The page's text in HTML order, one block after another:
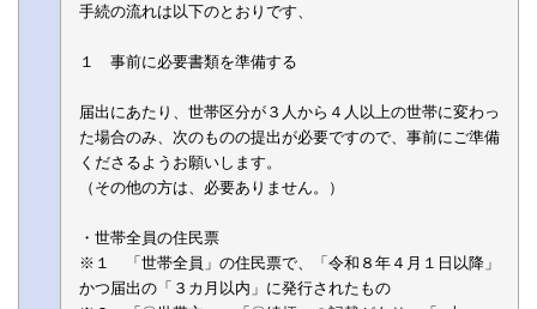
手続の流れは以下のとおりです、
１ 事前に必要書類を準備する
届出にあたり、世帯区分が３人から４人以上の世帯に変わっ
た場合のみ、次のものの提出が必要ですので、事前にご準備
くださるようお願いします。
（その他の方は、必要ありません。）
・世帯全員の住民票
※１ 「世帯全員」の住民票で、「令和８年４月１日以降」
かつ届出の「３カ月以内」に発行されたもの